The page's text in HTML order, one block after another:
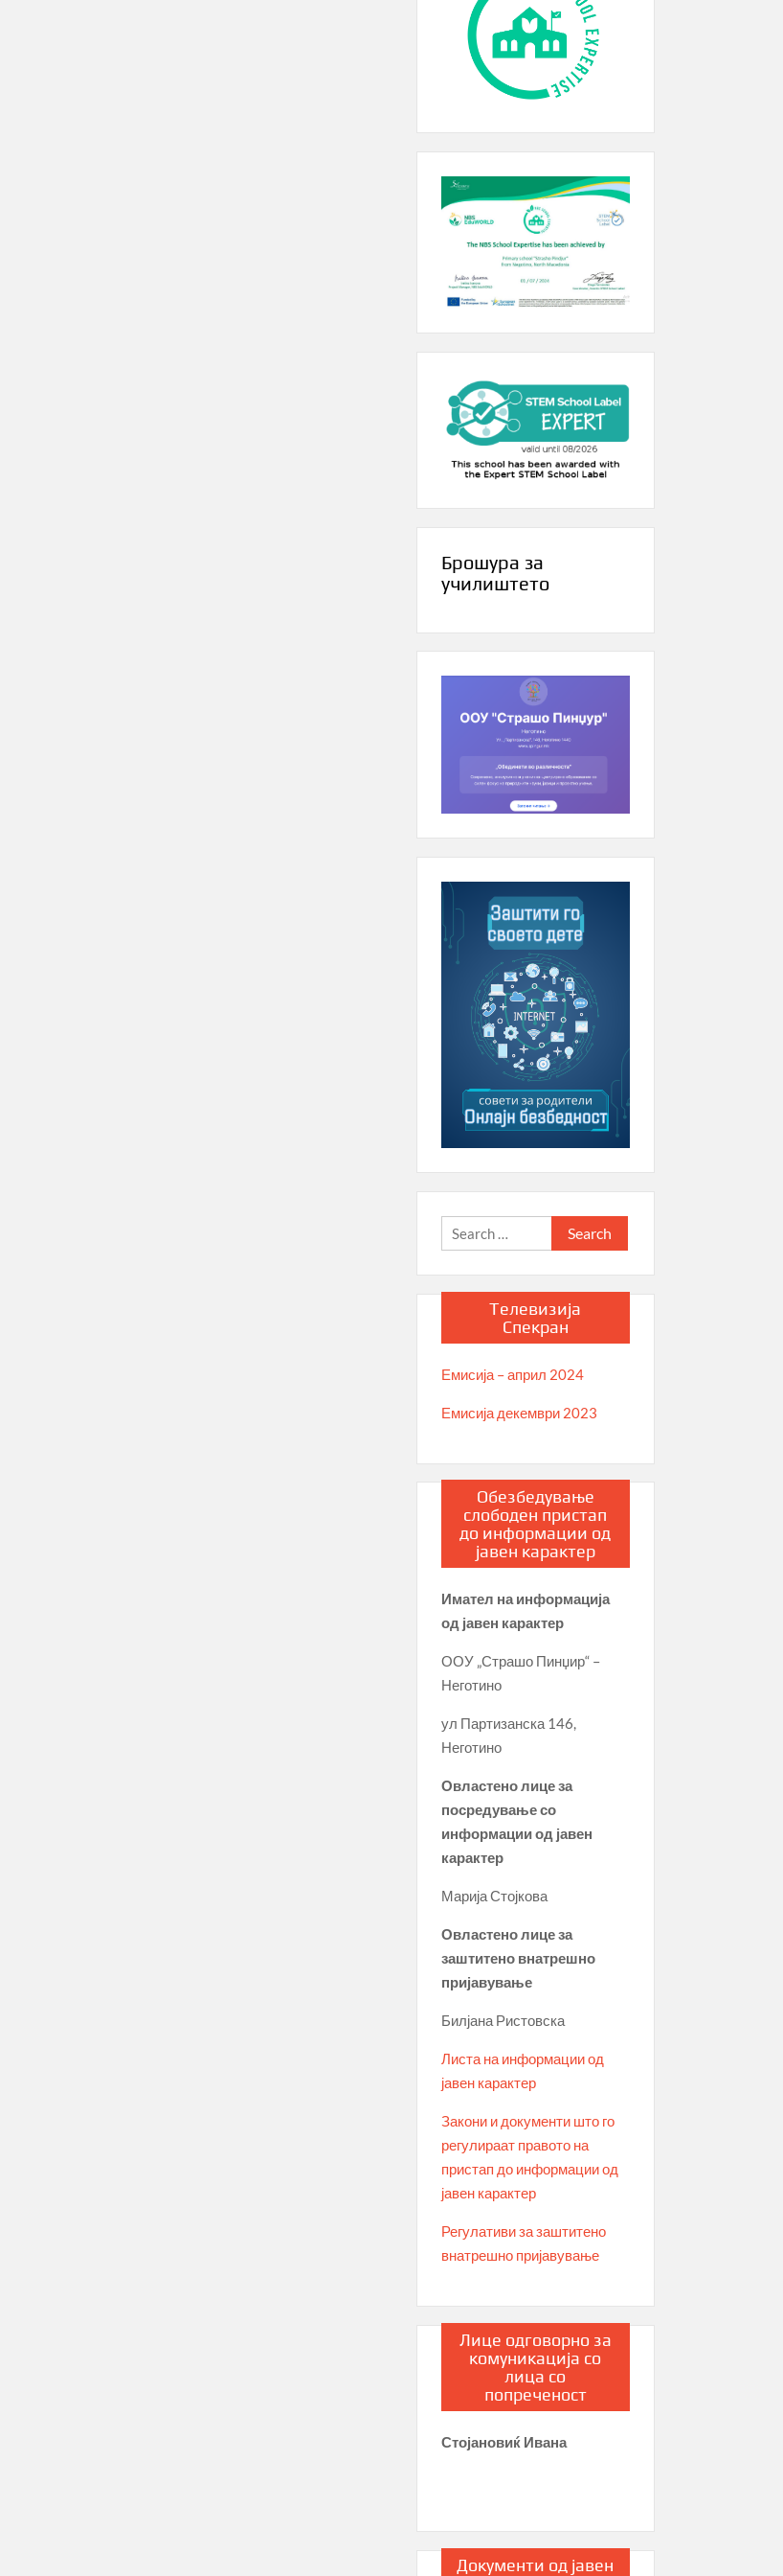
Брошура за
училиштето
Search
for:
Телевизија
Спекран
Емисија – април 2024
Емисија декември 2023
Обезбедување
слободен пристап
до информации од
јавен карактер
Имател на информација
од јавен карактер
ООУ „Страшо Пинџир“ –
Неготино
ул Партизанска 146,
Неготино
Овластено лице за
посредување со
информации од јавен
карактер
Марија Стојкова
Овластено лице за
заштитено внатрешно
пријавување
Билјана Ристовска
Листа на информации од
јавен карактер
Закони и документи што го
регулираат правото на
пристап до информации од
јавен карактер
Регулативи за заштитено
внатрешно пријавување
Лице одговорно за
комуникација со
лица со
попреченост
Стојановиќ Ивана
Документи од јавен